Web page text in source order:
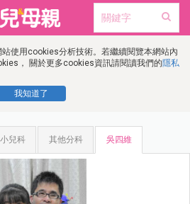
使用cookies分析技術。若繼續閱覽本網站內
， 關於更多cookies資訊請閱讀我們的隱私
我知道了
小兒科 其他分科 吳四維